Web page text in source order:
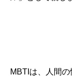
MBTIは、人間